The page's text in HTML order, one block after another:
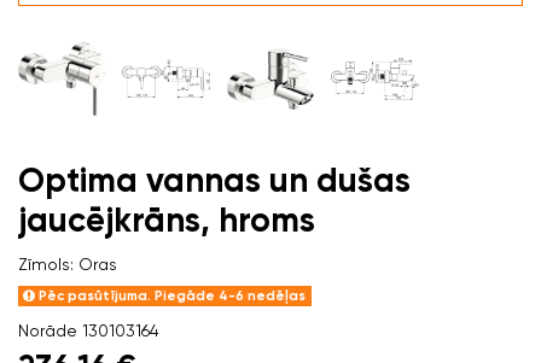
Optima vannas un dušas
jaucējkrāns, hroms
Zīmols: Oras
Pēc pasūtījuma. Piegāde 4-6 nedēļas
Norāde 130103164